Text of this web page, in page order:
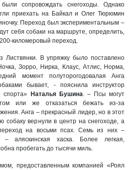
сопровождать снегоходы. Однако
приехать на Байкал и Олег Тюрюмин
Переход был экспериментальным –
себя собаки на маршруте, определить,
киломеровый переход.
Листвянки. В упряжку было поставлено
Зорро, Нирка, Клаус, Атлис, Норма,
момент полуторогодовалая Анга
бывает, - пояснила инструктор
спорта»
Наталья Бушина. – Псы могут
или же отказаться бежать из-за
Анга – прекрасный лидер, но в этот
собаку вернули в центр на снегоходе, а
на восьми псах. Семь из них –
– аляскинская хаска. Более легкая,
пробегать до тысячи миль.
предоставленным компанией «Роял